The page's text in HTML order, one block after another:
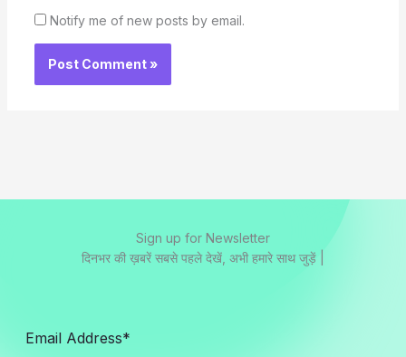
Notify me of new posts by email.
Sign up for Newsletter
दिनभर की ख़बरें सबसे पहले देखें, अभी हमारे साथ जुड़ें |